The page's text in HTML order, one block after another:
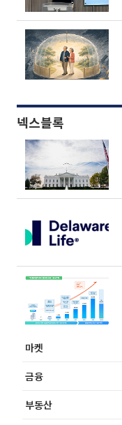
넥스블록
마켓
금융
부동산